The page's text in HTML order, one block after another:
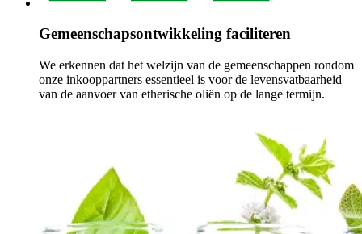
Gemeenschapsontwikkeling faciliteren
We erkennen dat het welzijn van de gemeenschappen rondom
onze inkooppartners essentieel is voor de levensvatbaarheid
van de aanvoer van etherische oliën op de lange termijn.